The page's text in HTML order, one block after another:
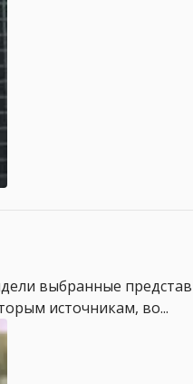
выбранные
источникам, во...